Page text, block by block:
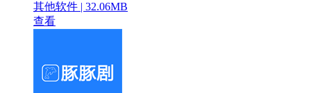
其他软件 | 32.06MB
查看